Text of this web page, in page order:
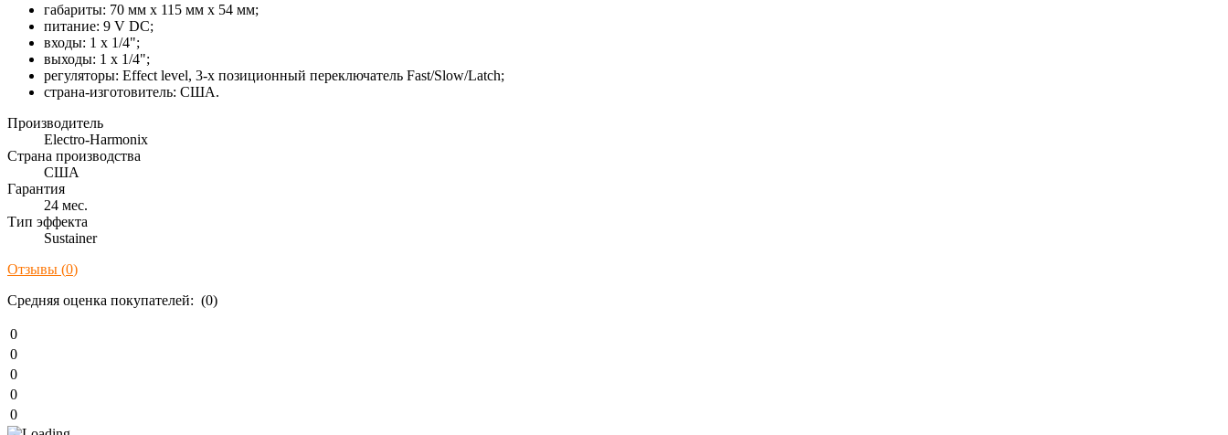
габариты: 70 мм x 115 мм x 54 мм;
питание: 9 V DC;
входы: 1 х 1/4";
выходы: 1 х 1/4";
регуляторы: Effect level, 3-х позиционный переключатель Fast/Slow/Latch;
страна-изготовитель: США.
Производитель
Electro-Harmonix
Страна производства
США
Гарантия
24 мес.
Тип эффекта
Sustainer
Отзывы (0)
Средняя оценка покупателей: (0)
0
0
0
0
0